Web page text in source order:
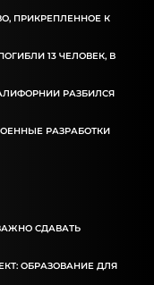
ПРИКРЕПЛЕННОЕ К
13 ЧЕЛОВЕК, В
РАЗБИЛСЯ
РАЗРАБОТКИ
СДАВАТЬ
ОБРАЗОВАНИЕ ДЛЯ